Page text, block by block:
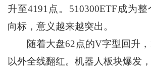
升至4191点。510300ETF成为
向标，意义越来越突出。
随着大盘62点的V字型回升，
以外全线翻红。机器人板块爆发